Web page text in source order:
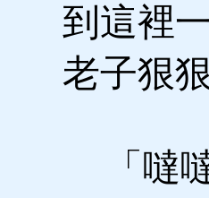
到這裡
老子狠
「噠